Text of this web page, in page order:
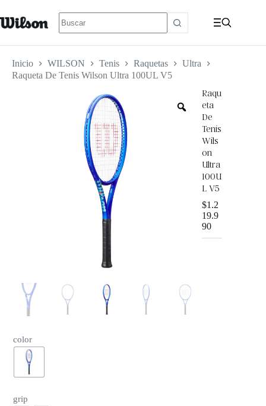
Inicio WILSON Tenis Raquetas
Ultra
Raqueta De Tenis Wilson Ultra 100UL V5
Raqu
eta
De
Tenis
Wils
on
Ultra
100U
L V5
$1.2
19.9
90
color
grip